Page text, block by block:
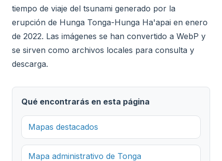
tiempo de viaje del tsunami generado por la
erupción de Hunga Tonga-Hunga Ha'apai en enero
de 2022. Las imágenes se han convertido a WebP y
se sirven como archivos locales para consulta y
descarga.
Qué encontrarás en esta página
Mapas destacados
Mapa administrativo de Tonga